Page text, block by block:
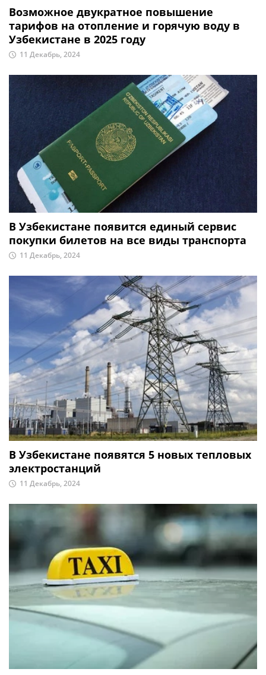
Возможное двукратное повышение
тарифов на отопление и горячую воду в
Узбекистане в 2025 году
11 Декабрь, 2024
В Узбекистане появится единый сервис
покупки билетов на все виды транспорта
11 Декабрь, 2024
В Узбекистане появятся 5 новых тепловых
электростанций
11 Декабрь, 2024